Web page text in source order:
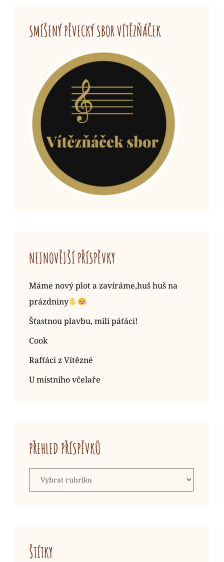
SMÍŠENÝ PĚVECKÝ SBOR VÍTĚZŇÁČEK
NEJNOVĚJŠÍ PŘÍSPĚVKY
Máme nový plot a zavíráme,huš huš na
prázdniny
Šťastnou plavbu, milí páťáci!
Cook
Rafťáci z Vítězné
U místního včelaře
PŘEHLED PŘÍSPĚVKŮ
příspěvků
ŠTÍTKY